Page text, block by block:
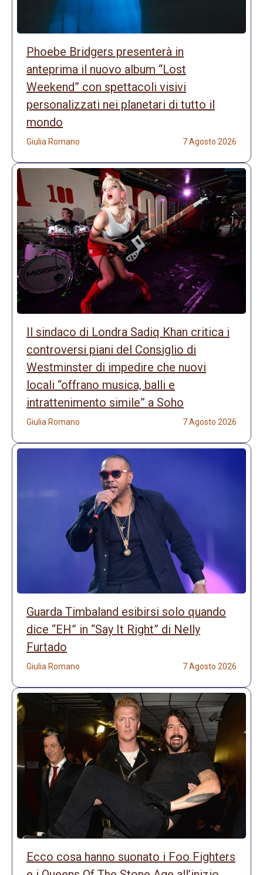
Phoebe Bridgers presenterà in
anteprima il nuovo album “Lost
Weekend” con spettacoli visivi
personalizzati nei planetari di tutto il
mondo
Giulia Romano 7 Agosto 2026
Il sindaco di Londra Sadiq Khan critica i
controversi piani del Consiglio di
Westminster di impedire che nuovi
locali “offrano musica, balli e
intrattenimento simile” a Soho
Giulia Romano 7 Agosto 2026
Guarda Timbaland esibirsi solo quando
dice “EH” in “Say It Right” di Nelly
Furtado
Giulia Romano 7 Agosto 2026
Ecco cosa hanno suonato i Foo Fighters